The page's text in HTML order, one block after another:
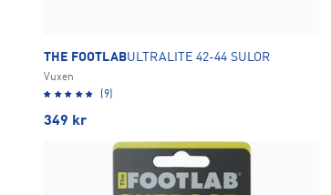
THE FOOTLABULTRALITE 42-44 SULOR
Vuxen
(9)
349 kr